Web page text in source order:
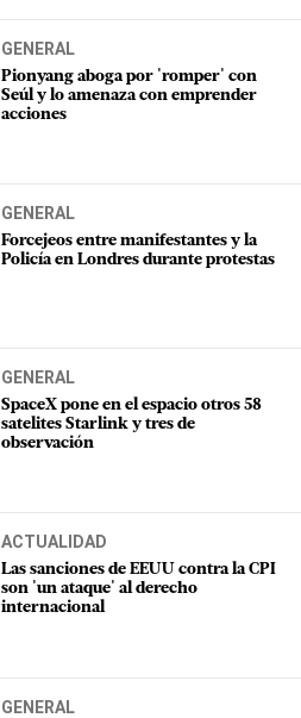
GENERAL
Pionyang aboga por 'romper' con
Seúl y lo amenaza con emprender
acciones
GENERAL
Forcejeos entre manifestantes y la
Policía en Londres durante protestas
GENERAL
SpaceX pone en el espacio otros 58
satelites Starlink y tres de
observación
ACTUALIDAD
Las sanciones de EEUU contra la CPI
son 'un ataque' al derecho
internacional
GENERAL